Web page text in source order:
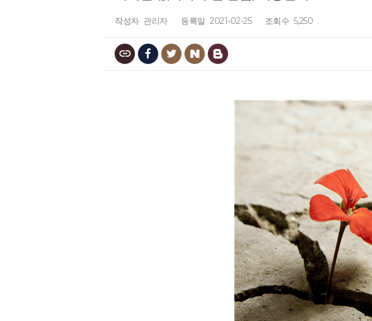
작성자 관리자 등록일 2021-02-25 조회수 5,250